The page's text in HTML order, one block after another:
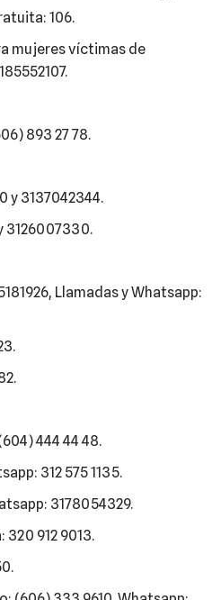
106.
mujeres víctimas de
893 27 78.
y 3137042344.
3126007330.
Llamadas y Whatsapp:
444 44 48.
312 575 1135.
3178054329.
320 912 9013.